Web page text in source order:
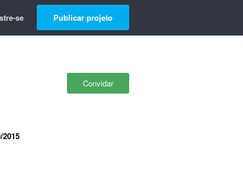
se Publicar projeto
Convidar
2015